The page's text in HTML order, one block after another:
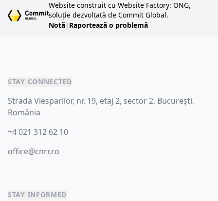
Website construit cu Website Factory: ONG,
soluție dezvoltată de Commit Global.
Notă| Raportează o problemă
STAY CONNECTED
Strada Viesparilor, nr. 19, etaj 2, sector 2, București,
România
+4 021 312 62 10
office@cnrr.ro
STAY INFORMED